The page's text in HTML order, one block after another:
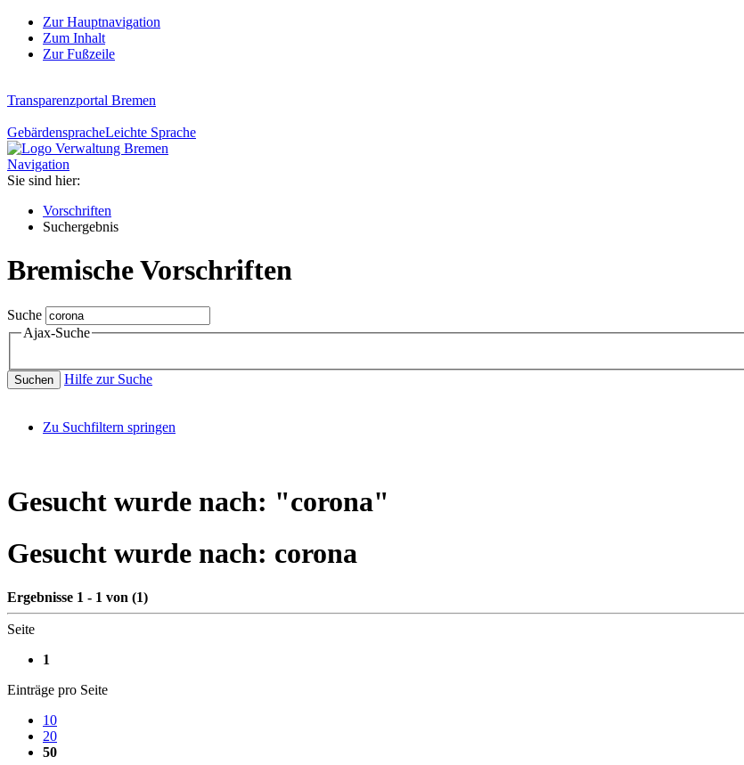
Zur Hauptnavigation
Zum Inhalt
Zur Fußzeile
Transparenzportal Bremen
GebärdenspracheLeichte Sprache
Navigation
Sie sind hier:
Vorschriften
Suchergebnis
Bremische Vorschriften
Suche
Ajax-Suche
Suchen Hilfe zur Suche
Zu Suchfiltern springen
Gesucht wurde nach: "corona"
Gesucht wurde nach: corona
Ergebnisse 1 - 1 von (1)
Seite
1
Einträge pro Seite
10
20
50